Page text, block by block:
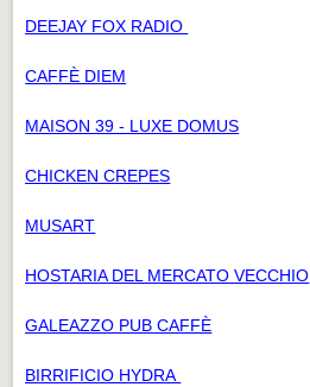
DEEJAY FOX RADIO
CAFFÈ DIEM
MAISON 39 - LUXE DOMUS
CHICKEN CREPES
MUSART
HOSTARIA DEL MERCATO VECCHIO
GALEAZZO PUB CAFFÈ
BIRRIFICIO HYDRA